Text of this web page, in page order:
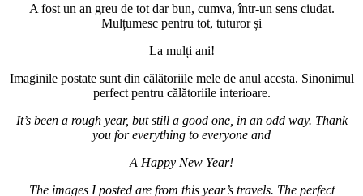
A fost un an greu de tot dar bun, cumva, într-un sens ciudat.
Mulțumesc pentru tot, tuturor și
La mulți ani!
Imaginile postate sunt din călătoriile mele de anul acesta. Sinonimul
perfect pentru călătoriile interioare.
It’s been a rough year, but still a good one, in an odd way. Thank
you for everything to everyone and
A Happy New Year!
The images I posted are from this year’s travels. The perfect